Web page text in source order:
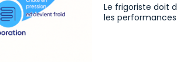
Le frigoriste doit
les performances.